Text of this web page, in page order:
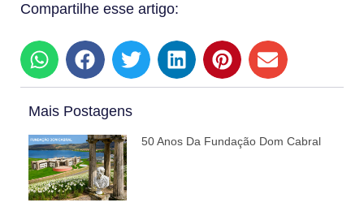
Compartilhe esse artigo:
Mais Postagens
50 Anos Da Fundação Dom Cabral